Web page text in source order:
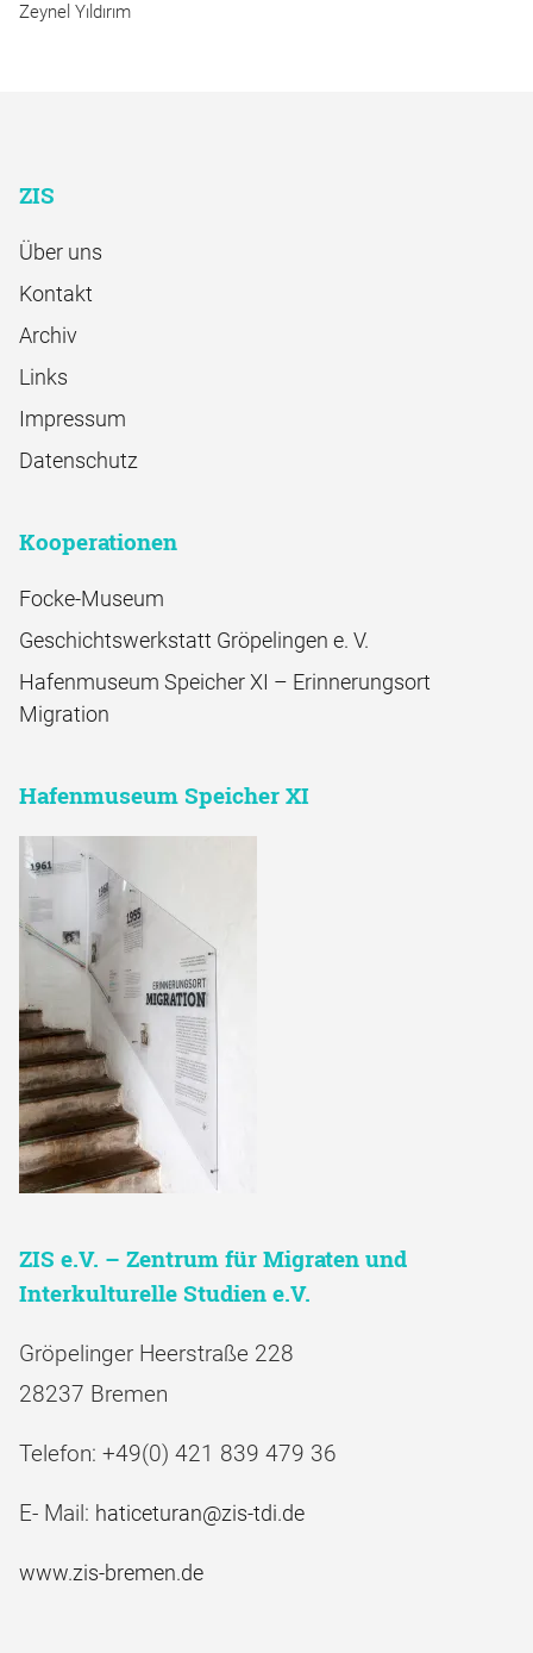
Zeynel Yıldırım
ZIS
Über uns
Kontakt
Archiv
Links
Impressum
Datenschutz
Kooperationen
Focke-Museum
Geschichtswerkstatt Gröpelingen e. V.
Hafenmuseum Speicher XI – Erinnerungsort
Migration
Hafenmuseum Speicher XI
ZIS e.V. – Zentrum für Migraten und
Interkulturelle Studien e.V.
Gröpelinger Heerstraße 228
28237 Bremen
Telefon: +49(0) 421 839 479 36
E- Mail: haticeturan@zis-tdi.de
www.zis-bremen.de